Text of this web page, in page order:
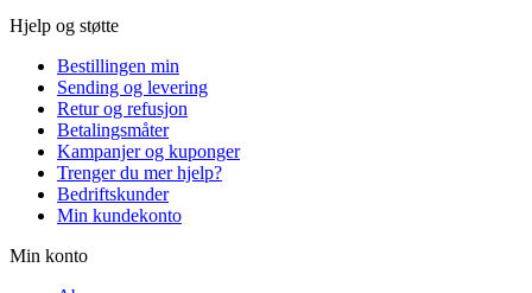
Hjelp og støtte
Bestillingen min
Sending og levering
Retur og refusjon
Betalingsmåter
Kampanjer og kuponger
Trenger du mer hjelp?
Bedriftskunder
Min kundekonto
Min konto